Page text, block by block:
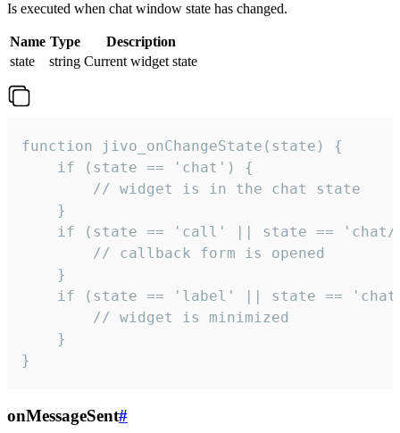
Is executed when chat window state has changed.
Name Type
Description
state
string Current widget state
function jivo_onChangeState(state) {
    if (state == 'chat') {
        // widget is in the chat state
    }
if (state == 'call' || state ==
        // callback form is opened
    }
if (state == 'label' || state ==
        // widget is minimized
    }
}
onMessageSent#